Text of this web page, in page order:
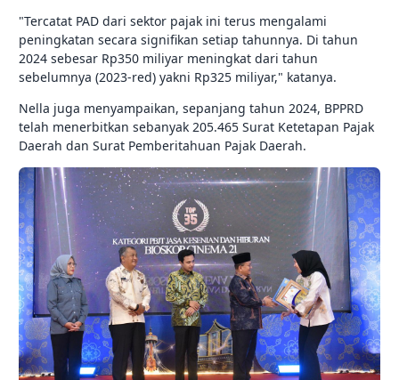
"Tercatat PAD dari sektor pajak ini terus mengalami
peningkatan secara signifikan setiap tahunnya. Di tahun
2024 sebesar Rp350 miliyar meningkat dari tahun
sebelumnya (2023-red) yakni Rp325 miliyar," katanya.
Nella juga menyampaikan, sepanjang tahun 2024, BPPRD
telah menerbitkan sebanyak 205.465 Surat Ketetapan Pajak
Daerah dan Surat Pemberitahuan Pajak Daerah.